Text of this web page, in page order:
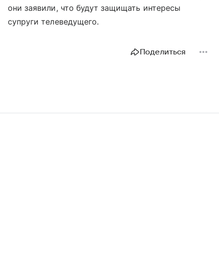
они заявили, что будут защищать интересы
супруги телеведущего.
Поделиться